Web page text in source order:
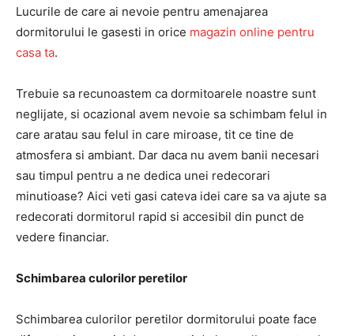
Lucurile de care ai nevoie pentru amenajarea
dormitorului le gasesti in orice magazin online pentru
casa ta.
Trebuie sa recunoastem ca dormitoarele noastre sunt
neglijate, si ocazional avem nevoie sa schimbam felul in
care aratau sau felul in care miroase, tit ce tine de
atmosfera si ambiant. Dar daca nu avem banii necesari
sau timpul pentru a ne dedica unei redecorari
minutioase? Aici veti gasi cateva idei care sa va ajute sa
redecorati dormitorul rapid si accesibil din punct de
vedere financiar.
Schimbarea culorilor peretilor
Schimbarea culorilor peretilor dormitorului poate face